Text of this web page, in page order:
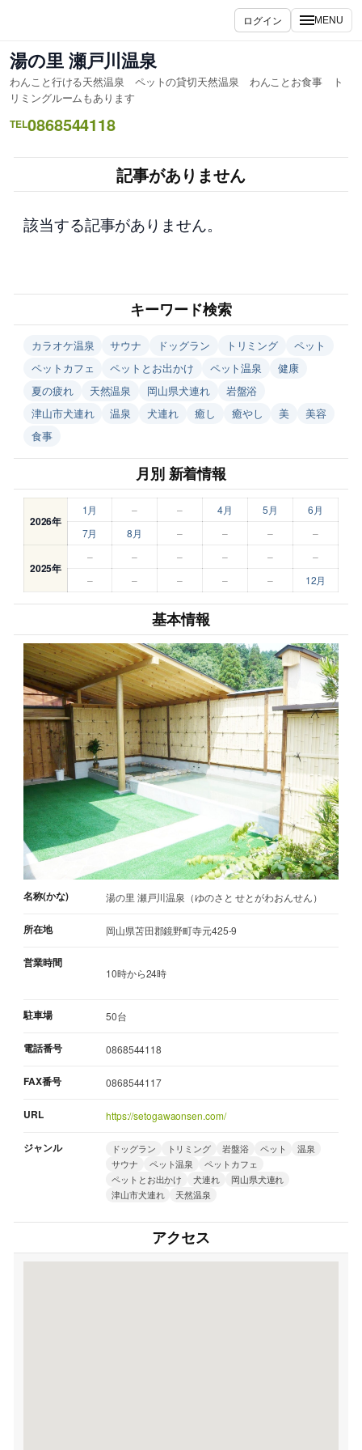
を
ス
キ
ッ
プ
ログイン MENU
湯の里 瀬戸川温泉
わんこと行ける天然温泉 ペットの貸切天然温泉 わんことお食事 ト
リミングルームもあります
TEL0868544118
記事がありません
該当する記事がありません。
キーワード検索
カラオケ温泉 サウナ ドッグラン トリミング
ペット
ペットカフェ
ペットとお出かけ ペット温泉
健康
夏の疲れ
天然温泉 岡山県犬連れ
岩盤浴
津山市犬連れ
温泉 犬連れ 癒し 癒やし 美
美容
食事
月別 新着情報
2026年
1月 – – 4月 5月
6月
7月
8月 – – – –
2025年
– – – – –
–
–
– – – – 12月
基本情報
名称(かな) 湯の里 瀬戸川温泉（ゆのさと せとがわおんせん）
所在地 岡山県苫田郡鏡野町寺元425-9
営業時間
10時から24時
駐車場 50台
電話番号 0868544118
FAX番号 0868544117
URL https://setogawaonsen.com/
ジャンル ドッグラン トリミング 岩盤浴 ペット
温泉
サウナ
ペット温泉
ペットカフェ
ペットとお出かけ
犬連れ
岡山県犬連れ
津山市犬連れ
天然温泉
アクセス